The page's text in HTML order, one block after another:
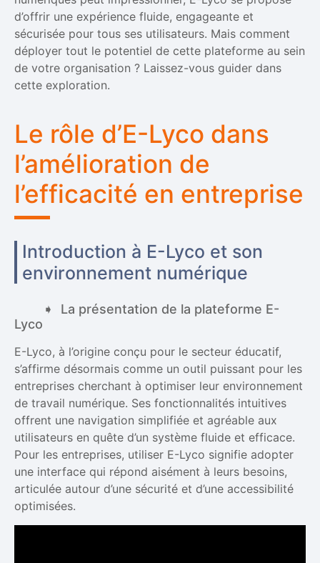
d’offrir une expérience fluide, engageante et
sécurisée pour tous ses utilisateurs. Mais comment
déployer tout le potentiel de cette plateforme au sein
de votre organisation ? Laissez-vous guider dans
cette exploration.
Le rôle d’E-Lyco dans
l’amélioration de
l’efficacité en entreprise
Introduction à E-Lyco et son
environnement numérique
La présentation de la plateforme E-
Lyco
E-Lyco, à l’origine conçu pour le secteur éducatif,
s’affirme désormais comme un outil puissant pour les
entreprises cherchant à optimiser leur environnement
de travail numérique. Ses fonctionnalités intuitives
offrent une navigation simplifiée et agréable aux
utilisateurs en quête d’un système fluide et efficace.
Pour les entreprises, utiliser E-Lyco signifie adopter
une interface qui répond aisément à leurs besoins,
articulée autour d’une sécurité et d’une accessibilité
optimisées.